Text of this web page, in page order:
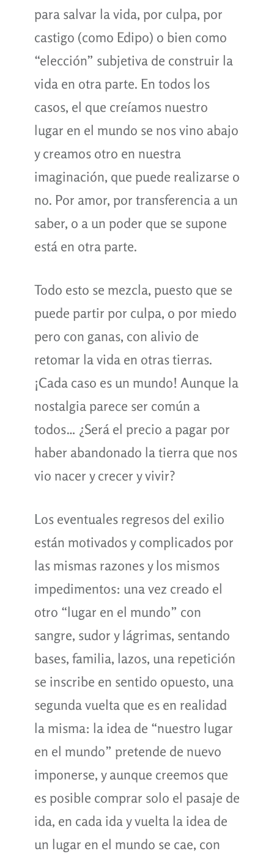
para salvar la vida, por culpa, por
castigo (como Edipo) o bien como
“elección” subjetiva de construir la
vida en otra parte. En todos los
casos, el que creíamos nuestro
lugar en el mundo se nos vino abajo
y creamos otro en nuestra
imaginación, que puede realizarse o
no. Por amor, por transferencia a un
saber, o a un poder que se supone
está en otra parte.
Todo esto se mezcla, puesto que se
puede partir por culpa, o por miedo
pero con ganas, con alivio de
retomar la vida en otras tierras.
¡Cada caso es un mundo! Aunque la
nostalgia parece ser común a
todos… ¿Será el precio a pagar por
haber abandonado la tierra que nos
vio nacer y crecer y vivir?
Los eventuales regresos del exilio
están motivados y complicados por
las mismas razones y los mismos
impedimentos: una vez creado el
otro “lugar en el mundo” con
sangre, sudor y lágrimas, sentando
bases, familia, lazos, una repetición
se inscribe en sentido opuesto, una
segunda vuelta que es en realidad
la misma: la idea de “nuestro lugar
en el mundo” pretende de nuevo
imponerse, y aunque creemos que
es posible comprar solo el pasaje de
ida, en cada ida y vuelta la idea de
un lugar en el mundo se cae, con